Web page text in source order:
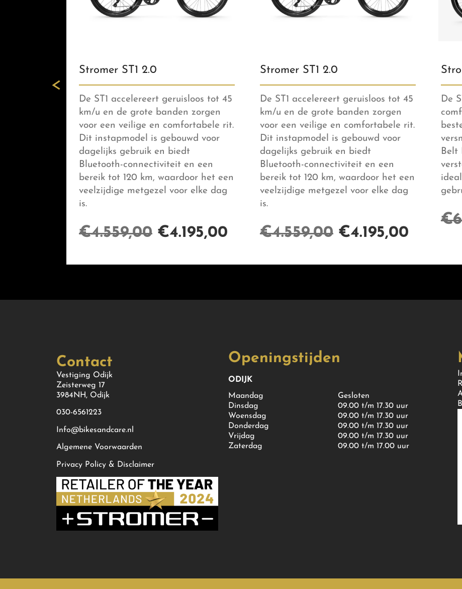
Stromer ST1 2.0
De ST1 accelereert geruisloos tot 45
km/u en de grote banden zorgen
voor een veilige en comfortabele rit.
Dit instapmodel is gebouwd voor
dagelijks gebruik en biedt
Bluetooth-connectiviteit en een
bereik tot 120 km, waardoor het een
veelzijdige metgezel voor elke dag
is.
€4.559,00 €4.195,00
Stromer ST1 2.0
De ST1 accelereert geruisloos tot 45
km/u en de grote banden zorgen
voor een veilige en comfortabele rit.
Dit instapmodel is gebouwd voor
dagelijks gebruik en biedt
Bluetooth-connectiviteit en een
bereik tot 120 km, waardoor het een
veelzijdige metgezel voor elke dag
is.
€4.559,00 €4.195,00
De
Belt
€
Contact
Vestiging Odijk
Zeisterweg 17
3984NH, Odijk
030-6561223
Info@bikesandcare.nl
Algemene Voorwaarden
Privacy Policy & Disclaimer
Openingstijden
ODIJK
Maandag
Dinsdag
Woensdag
Donderdag
Vrijdag
Zaterdag
Gesloten
09.00 t/m 17.30 uur
09.00 t/m 17.30 uur
09.00 t/m 17.30 uur
09.00 t/m 17.30 uur
09.00 t/m 17.00 uur